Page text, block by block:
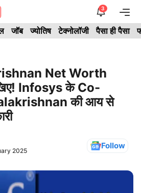
3
जॉब ज्योतिष टेक्नोलॉजी पैसा ही पैसा
Net Worth
Infosys के Co-
की आय से
2025 Follow